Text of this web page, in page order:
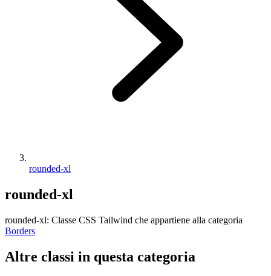
rounded-xl
rounded-xl
rounded-xl: Classe CSS Tailwind che appartiene alla categoria
Borders
Altre classi in questa categoria